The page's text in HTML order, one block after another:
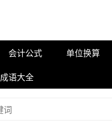
会计公式 单位换算
成语大全